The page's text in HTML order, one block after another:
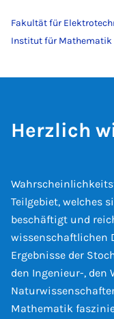
Fakultät für
Institut für Mathematik
Herzlich
Teilgebiet, welches
beschäftigt und
wissenschaftlichen
Ergebnisse der
den Ingenieur-, den
Mathematik